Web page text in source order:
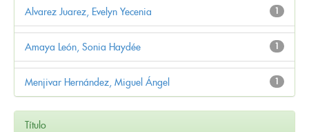
1
Alvarez Juarez, Evelyn Yecenia
1
Amaya León, Sonia Haydée
1
Menjivar Hernández, Miguel Ángel
Título